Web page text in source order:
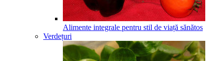
Alimente integrale pentru stil de viață sănătos
Verdețuri